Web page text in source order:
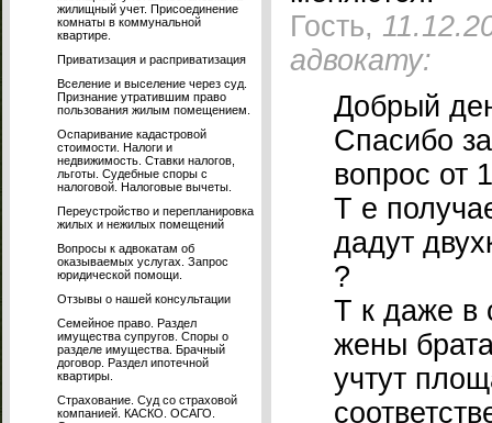
жилищный учет. Присоединение
комнаты в коммунальной
квартире.
Приватизация и расприватизация
Вселение и выселение через суд.
Признание утратившим право
пользования жилым помещением.
Оспаривание кадастровой
стоимости. Налоги и
недвижимость. Ставки налогов,
льготы. Судебные споры с
налоговой. Налоговые вычеты.
Переустройство и перепланировка
жилых и нежилых помещений
Вопросы к адвокатам об
оказываемых услугах. Запрос
юридической помощи.
Отзывы о нашей консультации
Семейное право. Раздел
имущества супругов. Споры о
разделе имущества. Брачный
договор. Раздел ипотечной
квартиры.
Страхование. Суд со страховой
компанией. КАСКО. ОСАГО.
Гость,
адвокату:
Добрый
Спасибо
вопрос от
Т е
дадут
?
Т к даже в
жены
учтут